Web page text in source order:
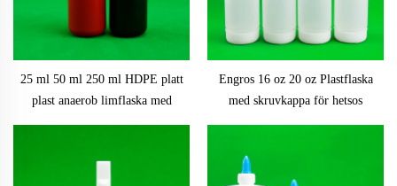
25 ml 50 ml 250 ml HDPE platt
plast anaerob limflaska med
skruvkäpp Produkttyp Plastflaskor
Engros 16 oz 20 oz Plastflaska
med skruvkappa för hetsos